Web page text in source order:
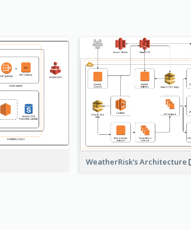
WeatherRisk's Architecture